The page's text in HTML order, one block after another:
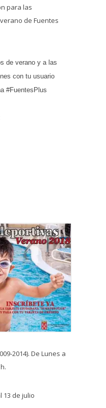
para las
de Fuentes
de verano y a las
con tu usuario
#FuentesPlus
2014). De Lunes a
13 de julio